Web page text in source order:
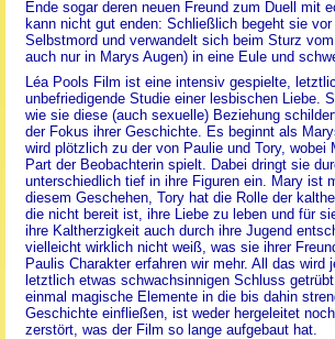
Ende sogar deren neuen Freund zum Duell mit
kann nicht gut enden: Schließlich begeht sie vor
Selbstmord und verwandelt sich beim Sturz
auch nur in Marys Augen) in eine Eule und
Léa Pools Film ist eine intensiv gespielte,
unbefriedigende Studie einer lesbischen Liebe.
wie sie diese (auch sexuelle) Beziehung
der Fokus ihrer Geschichte. Es beginnt als
wird plötzlich zu der von Paulie und Tory, wobei
Part der Beobachterin spielt. Dabei dringt sie
unterschiedlich tief in ihre Figuren ein. Mary ist
diesem Geschehen, Tory hat die Rolle der
die nicht bereit ist, ihre Liebe zu leben und für
ihre Kaltherzigkeit auch durch ihre Jugend
vielleicht wirklich nicht weiß, was sie ihrer
Paulis Charakter erfahren wir mehr. All das wird
letztlich etwas schwachsinnigen Schluss
einmal magische Elemente in die bis dahin
Geschichte einfließen, ist weder hergeleitet
zerstört, was der Film so lange aufgebaut hat.